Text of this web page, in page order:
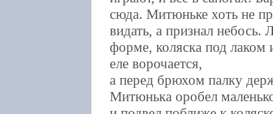
сюда. Митюньке хоть не
видать, а признал
форме, коляска под лаком
еле ворочается,
а перед брюхом палку
Митюнька оробел